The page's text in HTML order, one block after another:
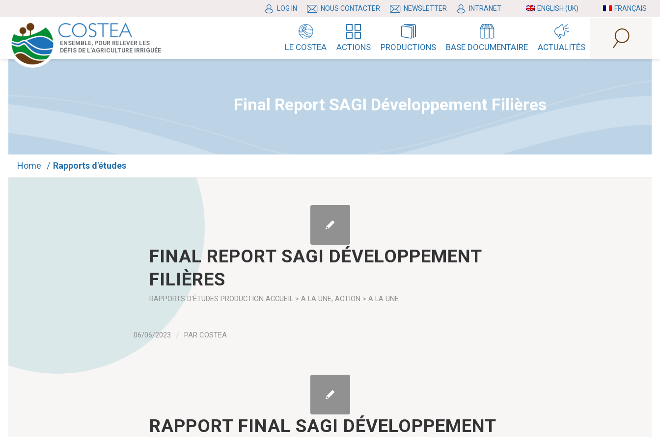
LOG IN NOUS CONTACTER NEWSLETTER INTRANET ENGLISH (UK) FRANÇAIS
ENSEMBLE, POUR RELEVER LES
DÉFIS DE L'AGRICULTURE IRRIGUÉE
LE COSTEA ACTIONS PRODUCTIONS BASE DOCUMENTAIRE ACTUALITÉS
Final Report SAGI Développement Filières
Home / Rapports d'études
FINAL REPORT SAGI DÉVELOPPEMENT
FILIÈRES
RAPPORTS D'ÉTUDES PRODUCTION ACCUEIL > A LA UNE, ACTION > A LA UNE
06/06/2023 / PAR COSTEA
RAPPORT FINAL SAGI DÉVELOPPEMENT